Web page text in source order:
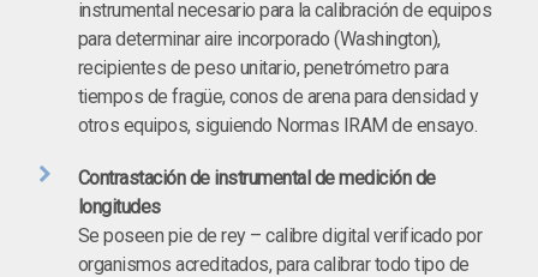
instrumental necesario para la calibración de equipos
para determinar aire incorporado (Washington),
recipientes de peso unitario, penetrómetro para
tiempos de fragüe, conos de arena para densidad y
otros equipos, siguiendo Normas IRAM de ensayo.
Contrastación de instrumental de medición de
longitudes
Se poseen pie de rey – calibre digital verificado por
organismos acreditados, para calibrar todo tipo de